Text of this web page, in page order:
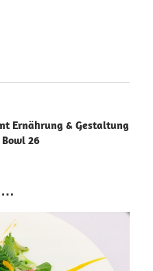
Ernährung & Gestaltung
26